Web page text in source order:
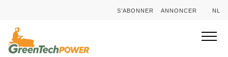
S’ABONNER ANNONCER NL